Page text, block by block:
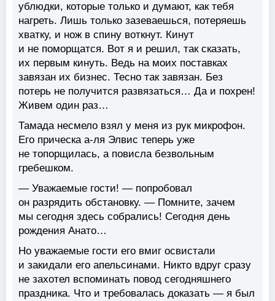
ублюдки, которые только и думают, как тебя
нагреть. Лишь только зазеваешься, потеряешь
хватку, и нож в спину воткнут. Кинут
и не поморщатся. Вот я и решил, так сказать,
их первым кинуть. Ведь на моих поставках
завязан их бизнес. Тесно так завязан. Без
потерь не получится развязаться… Да и похрен!
Живем один раз…
Тамада несмело взял у меня из рук микрофон.
Его прическа а-ля Элвис теперь уже
не топорщилась, а повисла безвольным
гребешком.
— Уважаемые гости! — попробовал
он разрядить обстановку. — Помните, зачем
мы сегодня здесь собрались! Сегодня день
рождения Анато…
Но уважаемые гости его вмиг освистали
и закидали его апельсинами. Никто вдруг сразу
не захотел вспоминать повод сегодняшнего
праздника. Что и требовалась доказать — я был